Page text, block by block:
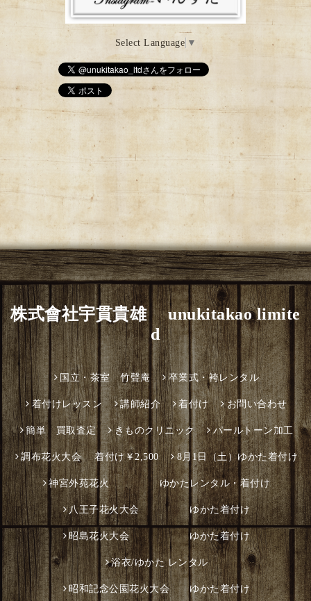
Select Language ▼
株式會社宇貫貴雄 unukitakao limite
d
国立・茶室 竹聲庵 卒業式・袴レンタル
着付けレッスン 講師紹介 着付け お問い合わせ
簡単 買取査定 きものクリニック パールトーン加工
調布花火大会 着付け￥2,500 8月1日（土）ゆかた着付け
神宮外苑花火 ゆかたレンタル・着付け
八王子花火大会 ゆかた着付け
昭島花火大会 ゆかた着付け
浴衣/ゆかた レンタル
昭和記念公園花火大会 ゆかた着付け